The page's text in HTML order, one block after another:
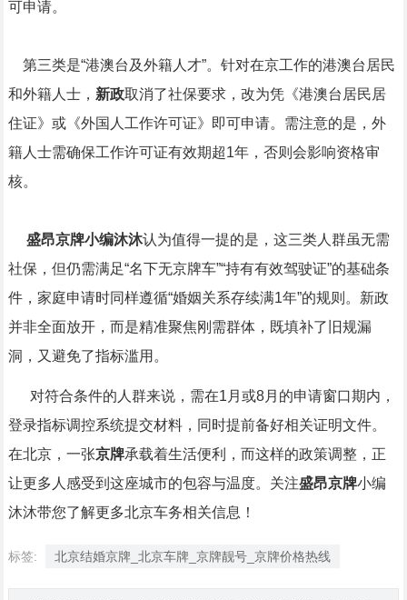
可申请。
第三类是“港澳台及外籍人才”。针对在京工作的港澳台居民
和外籍人士， 新政取消了社保要求，改为凭《港澳台居民居
住证》或《外国人工作许可证》即可申请。需注意的是，外
籍人士需确保工作许可证有效期超1年，否则会影响资格审
核。
盛昂京牌小编沐沐认为值得一提的是，这三类人群虽无需
社保，但仍需满足“名下无京牌车”“持有有效驾驶证”的基础条
件，家庭申请时同样遵循“婚姻关系存续满1年”的规则。新政
并非全面放开，而是精准聚焦刚需群体，既填补了旧规漏
洞，又避免了指标滥用。
对符合条件的人群来说，需在1月或8月的申请窗口期内，
登录指标调控系统提交材料，同时提前备好相关证明文件。
在北京，一张京牌承载着生活便利，而这样的政策调整，正
让更多人感受到这座城市的包容与温度。关注盛昂京牌小编
沐沐带您了解更多北京车务相关信息！
标签: 北京结婚京牌_北京车牌_京牌靓号_京牌价格热线